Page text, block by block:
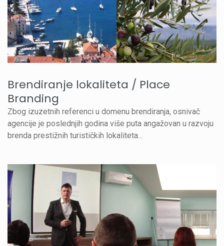
Brendiranje lokaliteta / Place
Branding
Zbog izuzetnih referenci u domenu brendiranja, osnivač
agencije je poslednjih godina više puta angažovan u razvoju
brenda prestižnih turističkih lokaliteta...